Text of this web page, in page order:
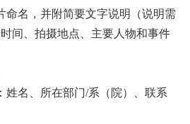
命名，并附简要文字说明（说明需
间、拍摄地点、主要人物和事件
姓名、所在部门/系（院）、联系